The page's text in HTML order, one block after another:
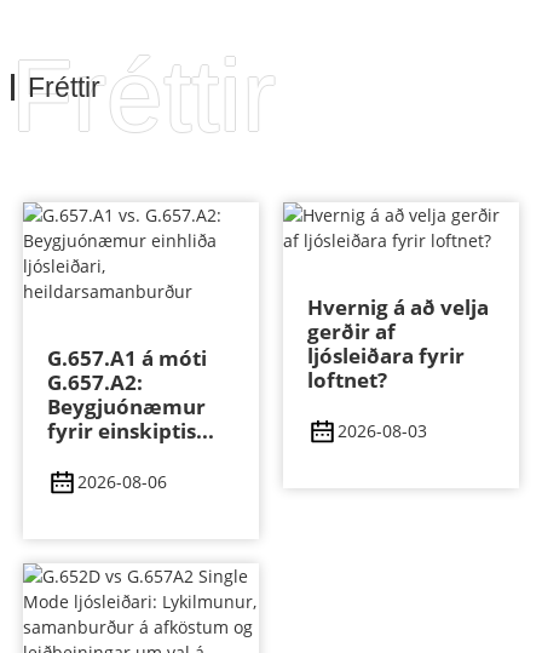
Fréttir
Fréttir
G.657.A1 á móti
G.657.A2:
Beygjuónæmur
fyrir einskiptis...
2026-08-06
Hvernig á að velja
gerðir af
ljósleiðara fyrir
loftnet?
2026-08-03